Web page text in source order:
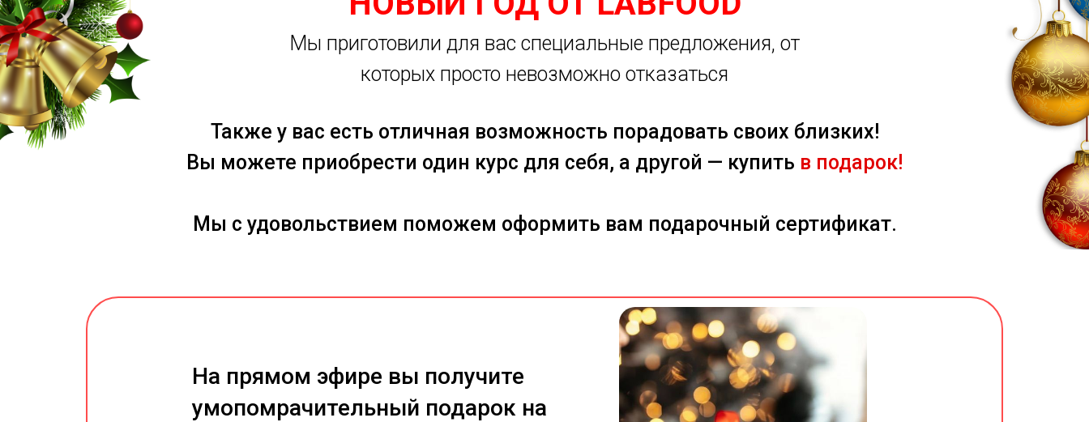
Также у вас есть отличная возможность порадовать своих близких!
Вы можете приобрести один курс для себя, а другой — купить в подарок!
Мы с удовольствием поможем оформить вам подарочный сертификат.
Мы приготовили для вас специальные предложения, от
которых просто невозможно отказаться
На прямом эфире вы получите
умопомрачительный подарок на